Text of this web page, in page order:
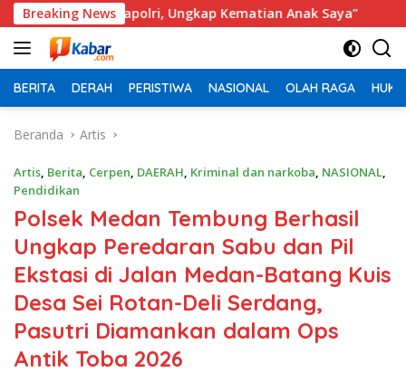
Langsung
ke
konten
Breaking News
Ungkap Kematian Anak Saya” ‎LBH Medan
BERITA DERAH PERISTIWA NASIONAL OLAH RAGA
Beranda Artis
Artis, Berita, Cerpen, DAERAH, Kriminal dan narkoba, NASIONAL,
Pendidikan
Polsek Medan Tembung Berhasil
Ungkap Peredaran Sabu dan Pil
Ekstasi di Jalan Medan-Batang Kuis
Desa Sei Rotan-Deli Serdang,
Pasutri Diamankan dalam Ops
Antik Toba 2026